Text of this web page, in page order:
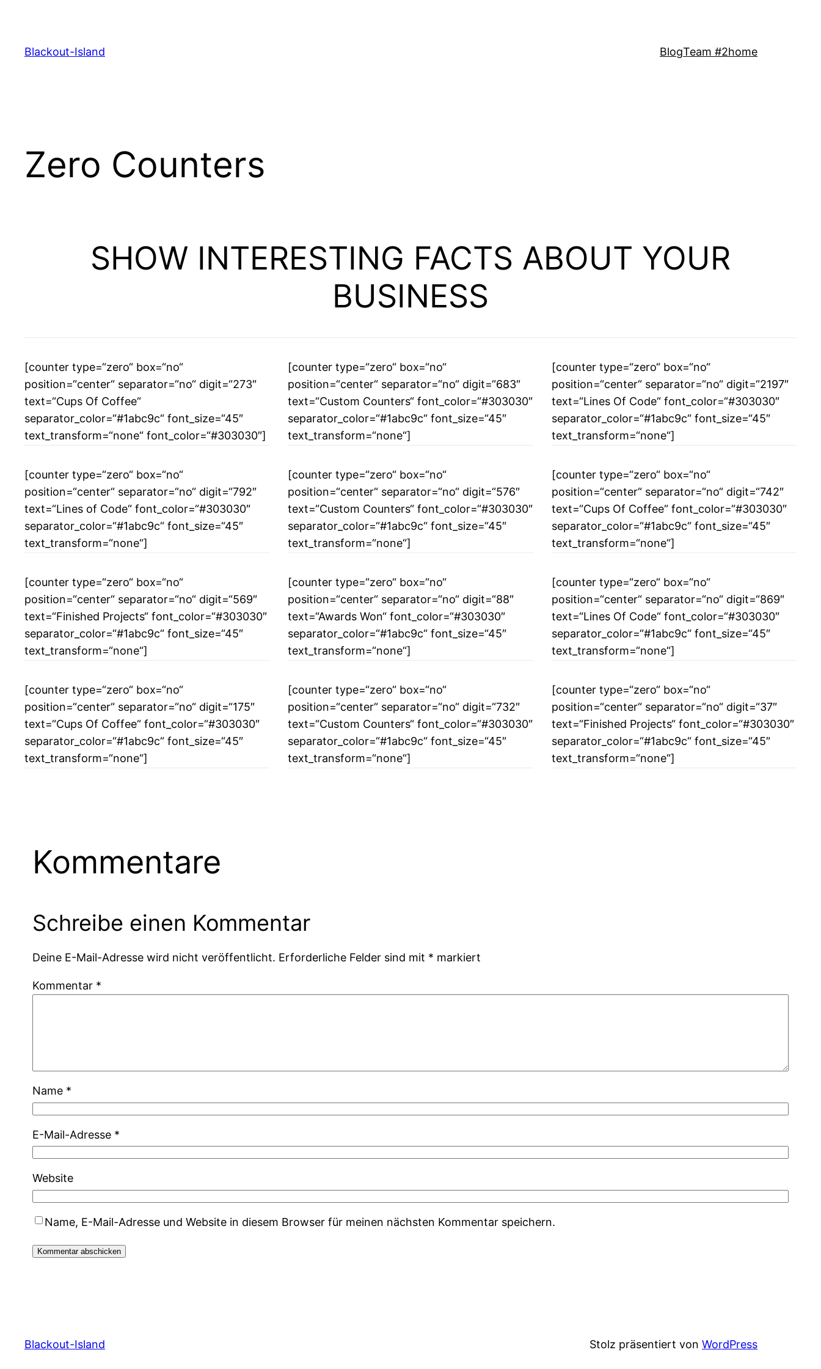
springen
Blackout-Island BlogTeam #2home
Zero Counters
SHOW INTERESTING FACTS ABOUT YOUR
BUSINESS
[counter type=“zero“ box=“no“
position=“center“ separator=“no“ digit=“273″
text=“Cups Of Coffee“
separator_color=“#1abc9c“ font_size=“45″
text_transform=“none“ font_color=“#303030″]
[counter type=“zero“ box=“no“
position=“center“ separator=“no“ digit=“683″
text=“Custom Counters“ font_color=“#303030″
separator_color=“#1abc9c“ font_size=“45″
text_transform=“none“]
[counter type=“zero“ box=“no“
position=“center“ separator=“no“ digit=“2197″
text=“Lines Of Code“ font_color=“#303030″
separator_color=“#1abc9c“ font_size=“45″
text_transform=“none“]
[counter type=“zero“ box=“no“
position=“center“ separator=“no“ digit=“792″
text=“Lines of Code“ font_color=“#303030″
separator_color=“#1abc9c“ font_size=“45″
text_transform=“none“]
[counter type=“zero“ box=“no“
position=“center“ separator=“no“ digit=“576″
text=“Custom Counters“ font_color=“#303030″
separator_color=“#1abc9c“ font_size=“45″
text_transform=“none“]
[counter type=“zero“ box=“no“
position=“center“ separator=“no“ digit=“742″
text=“Cups Of Coffee“ font_color=“#303030″
separator_color=“#1abc9c“ font_size=“45″
text_transform=“none“]
[counter type=“zero“ box=“no“
position=“center“ separator=“no“ digit=“569″
text=“Finished Projects“ font_color=“#303030″
separator_color=“#1abc9c“ font_size=“45″
text_transform=“none“]
[counter type=“zero“ box=“no“
position=“center“ separator=“no“ digit=“88″
text=“Awards Won“ font_color=“#303030″
separator_color=“#1abc9c“ font_size=“45″
text_transform=“none“]
[counter type=“zero“ box=“no“
position=“center“ separator=“no“ digit=“869″
text=“Lines Of Code“ font_color=“#303030″
separator_color=“#1abc9c“ font_size=“45″
text_transform=“none“]
[counter type=“zero“ box=“no“
position=“center“ separator=“no“ digit=“175″
text=“Cups Of Coffee“ font_color=“#303030″
separator_color=“#1abc9c“ font_size=“45″
text_transform=“none“]
[counter type=“zero“ box=“no“
position=“center“ separator=“no“ digit=“732″
text=“Custom Counters“ font_color=“#303030″
separator_color=“#1abc9c“ font_size=“45″
text_transform=“none“]
[counter type=“zero“ box=“no“
position=“center“ separator=“no“ digit=“37″
text=“Finished Projects“ font_color=“#303030″
separator_color=“#1abc9c“ font_size=“45″
text_transform=“none“]
Kommentare
Schreibe einen Kommentar
Deine E-Mail-Adresse wird nicht veröffentlicht. Erforderliche Felder sind mit * markiert
Kommentar *
Name *
E-Mail-Adresse *
Website
Name, E-Mail-Adresse und Website in diesem Browser für meinen nächsten Kommentar speichern.
Blackout-Island Stolz präsentiert von WordPress